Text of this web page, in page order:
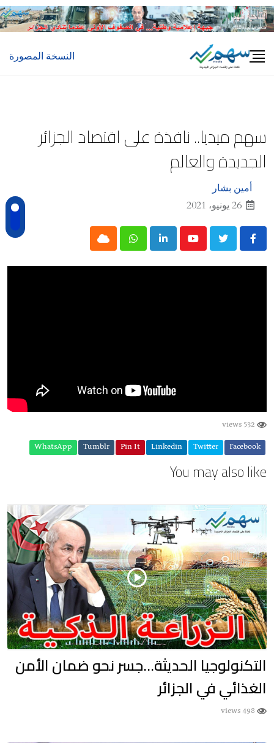
النسخة المصورة
سهم ميديا.. نافذة على اقتصاد الجزائر
الجديدة والعالم
أمين بشار
26 يونيو، 2021
Youtube
LinkedIn
Whatsapp
Cloud
532 views
Facebook
Twitter
Linkedin
Pin It
Tumblr
WhatsApp
You may also like
التكنولوجيا الحديثة…جسر نحو ضمان الأمن
الغذائي في الجزائر
498 views